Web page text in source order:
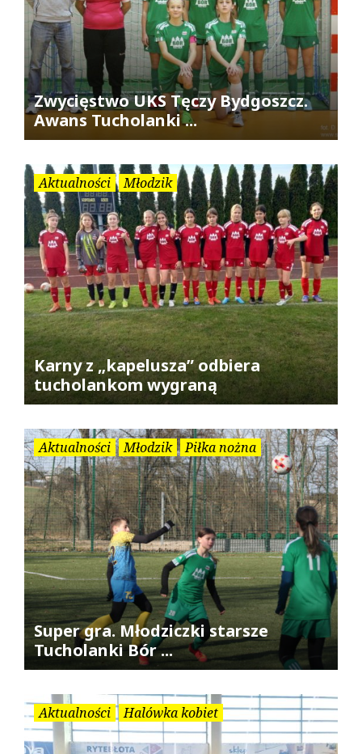
Zwycięstwo UKS Tęczy Bydgoszcz.
Awans Tucholanki ...
Aktualności Młodzik
Karny z „kapelusza” odbiera
tucholankom wygraną
Aktualności Młodzik Piłka nożna
Super gra. Młodziczki starsze
Tucholanki Bór ...
Aktualności Halówka kobiet